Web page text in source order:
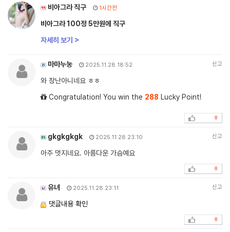
비아그라 직구 1시간전
비아그라 100정 5만원에 직구
자세히 보기 >
마마누눙 2025.11.28 18:52 신고
와 장난아니네요 ㅎㅎ
Congratulation! You win the 288 Lucky Point!
0
gkgkgkgk 2025.11.28 23:10 신고
아주 멋지네요. 아름다운 가슴예요
0
유녀 2025.11.28 23:11 신고
댓글내용 확인
0